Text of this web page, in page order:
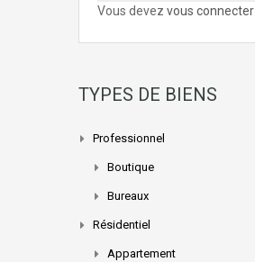
Vous devez vous connecter
TYPES DE BIENS
Professionnel
Boutique
Bureaux
Résidentiel
Appartement